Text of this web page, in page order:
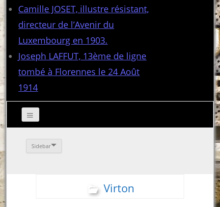
Camille JOSET, illustre résistant,
directeur de l’Avenir du
Luxembourg en 1903.
Joseph LAFFUT, 13ème de ligne
tombé à Florennes le 24 Août
1914
Sidebar
Virton